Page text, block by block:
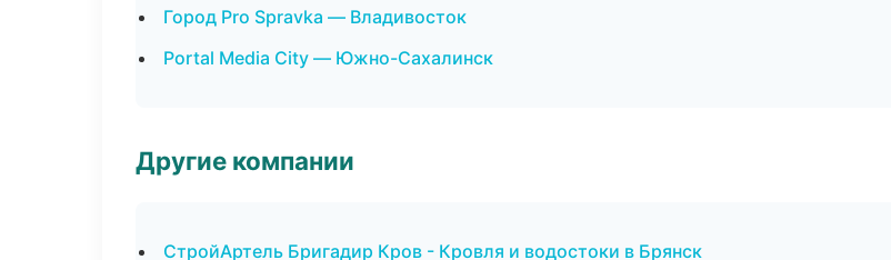
Город Pro Spravka — Владивосток
Portal Media City — Южно-Сахалинск
Другие компании
СтройАртель Бригадир Кров - Кровля и водостоки в Брянск